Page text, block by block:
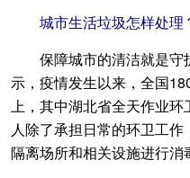
城市生活垃圾怎样处理
保障城市的清洁就是守
示，疫情发生以来，全国
上，其中湖北省全天作业
人除了承担日常的环卫工
隔离场所和相关设施进行消